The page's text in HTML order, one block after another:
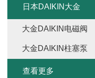
日本DAIKIN大金
大金DAIKIN电磁阀
大金DAIKIN柱塞泵
查看更多